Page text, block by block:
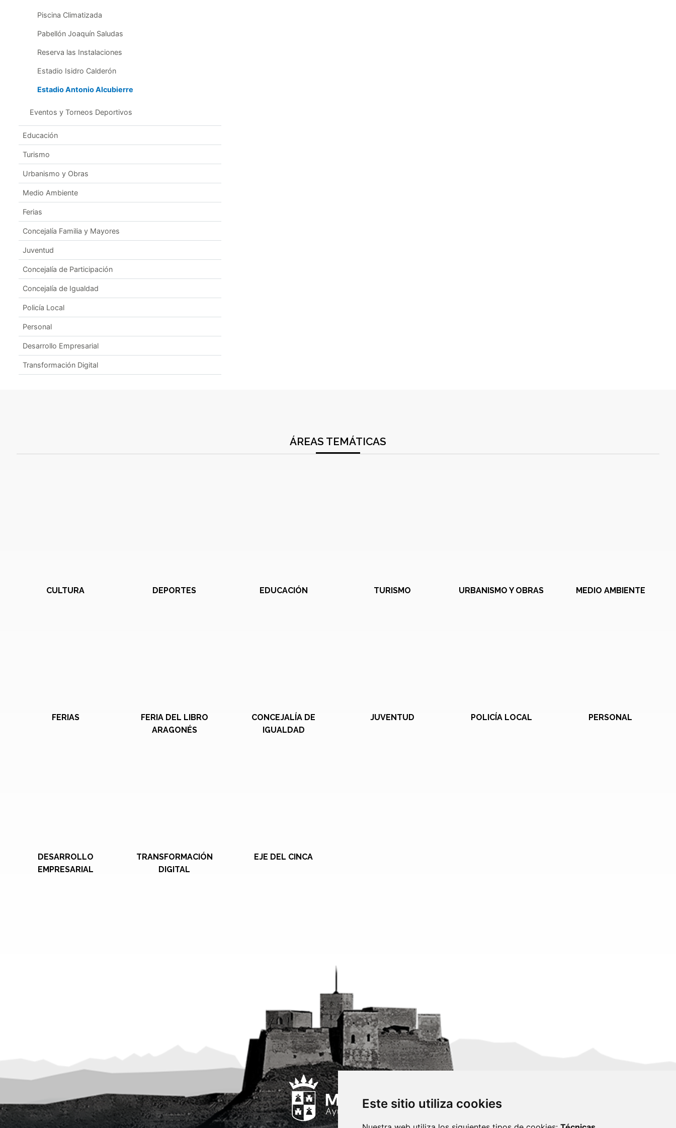
Este sitio utiliza cookies
Piscina Climatizada
Pabellón Joaquín Saludas
Reserva las Instalaciones
Estadio Isidro Calderón
Estadio Antonio Alcubierre
Eventos y Torneos Deportivos
Educación
Turismo
Urbanismo y Obras
Medio Ambiente
Ferias
Concejalía Familia y Mayores
Juventud
Concejalía de Participación
Concejalía de Igualdad
Policía Local
Personal
Desarrollo Empresarial
Transformación Digital
ÁREAS TEMÁTICAS
CULTURA DEPORTES EDUCACIÓN TURISMO URBANISMO Y OBRAS MEDIO AMBIENTE
FERIAS
FERIA DEL LIBRO
ARAGONÉS
CONCEJALÍA DE
IGUALDAD
JUVENTUD POLICÍA LOCAL PERSONAL
DESARROLLO
EMPRESARIAL
TRANSFORMACIÓN
DIGITAL
EJE DEL CINCA